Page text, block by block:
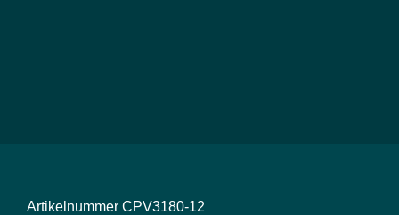
Artikelnummer CPV3180-12